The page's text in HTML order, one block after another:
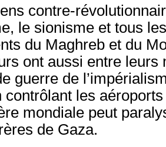
contre-
le sionisme et tous
du Maghreb et du
ont aussi entre leurs
guerre de
contrôlant les
mondiale peut
de Gaza.